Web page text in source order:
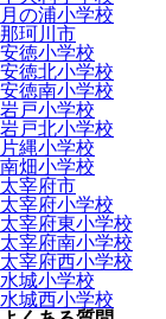
月の浦小学校
那珂川市
安徳小学校
安徳北小学校
安徳南小学校
岩戸小学校
岩戸北小学校
片縄小学校
南畑小学校
太宰府市
太宰府小学校
太宰府東小学校
太宰府南小学校
太宰府西小学校
水城小学校
水城西小学校